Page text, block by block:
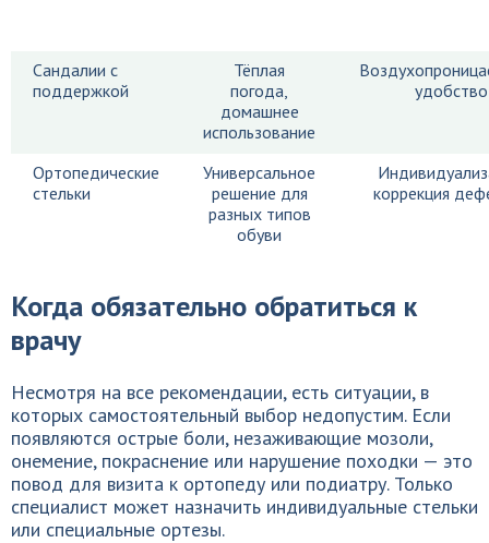
Сандалии с
поддержкой
Тёплая
погода,
домашнее
использование
удобство
Ортопедические
стельки
Универсальное
решение для
разных типов
обуви
коррекция
Когда обязательно обратиться к
врачу
Несмотря на все рекомендации, есть ситуации, в
которых самостоятельный выбор недопустим. Если
появляются острые боли, незаживающие мозоли,
онемение, покраснение или нарушение походки — это
повод для визита к ортопеду или подиатру. Только
специалист может назначить индивидуальные стельки
или специальные ортезы.